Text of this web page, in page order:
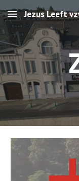
Skip to main
Jezus Leeft